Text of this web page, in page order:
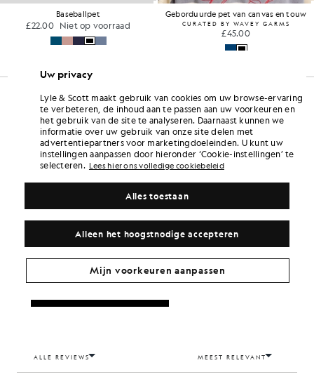
Baseballpet
£22.00 Niet op voorraad
Geborduurde pet van canvas en touw
CURATED BY WAVEY GARMS
£45.00
Uw privacy
Lyle & Scott maakt gebruik van cookies om uw browse-ervaring
te verbeteren, de inhoud aan te passen aan uw voorkeuren en
het gebruik van de site te analyseren. Daarnaast kunnen we
informatie over uw gebruik van onze site delen met
advertentiepartners voor marketingdoeleinden. U kunt uw
instellingen aanpassen door hieronder ‘Cookie-instellingen’ te
selecteren.
Lees hier ons volledige cookiebeleid
Alleen het hoogstnodige accepteren
Alles toestaan
Mijn voorkeuren aanpassen